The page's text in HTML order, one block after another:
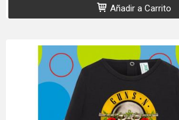
Añadir a Carrito